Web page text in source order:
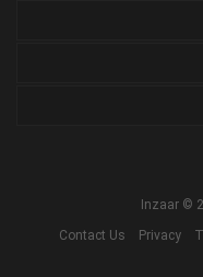
Inzaar ©
Contact Us
Privacy